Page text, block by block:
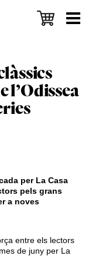
l’Odissea
per La Casa
pels grans
a noves
entre els lectors
de juny per La